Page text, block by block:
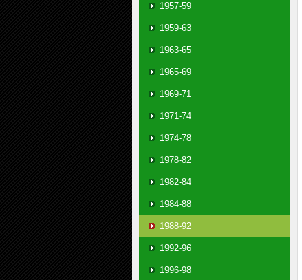
1957-59
1959-63
1963-65
1965-69
1969-71
1971-74
1974-78
1978-82
1982-84
1984-88
1988-92
1992-96
1996-98